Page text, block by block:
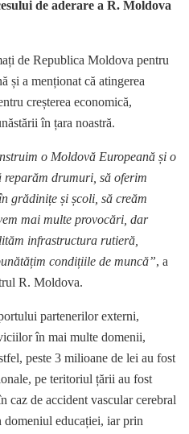
de aderare a R. Moldova
de Republica Moldova pentru
și a menționat că atingerea
creșterea economică,
în țara noastră.
o Moldovă Europeană și o
reparăm drumuri, să oferim
grădinițe și școli, să creăm
mai multe provocări, dar
infrastructura rutieră,
condițiile de muncă”, a
R. Moldova.
partenerilor externi,
în mai multe domenii,
peste 3 milioane de lei au fost
pe teritoriul țării au fost
caz de accident vascular cerebral
educației, iar prin